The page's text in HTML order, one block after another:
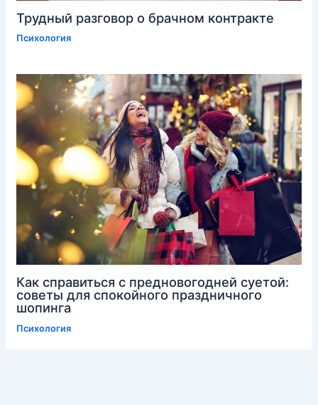
Трудный разговор о брачном контракте
Психология
Как справиться с предновогодней суетой:
советы для спокойного праздничного
шопинга
Психология